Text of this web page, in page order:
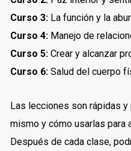
Curso 3:La función y la
Curso 4:Manejo de
Curso 5:Crear y alcanzar
Curso 6:Salud del cuerpo
Las lecciones son rápidas
mismo y cómo usarlas para
Después de cada clase,